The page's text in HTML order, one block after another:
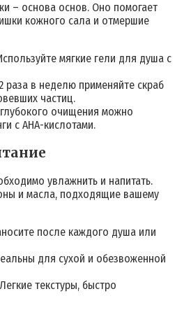
– основа основ. Оно помогает
кожного сала и отмершие
мягкие гели для душа с
раза в неделю применяйте скраб
частиц.
очищения можно
с AHA-кислотами.
увлажнить и напитать.
и масла, подходящие вашему
после каждого душа или
для сухой и обезвоженной
Легкие текстуры, быстро